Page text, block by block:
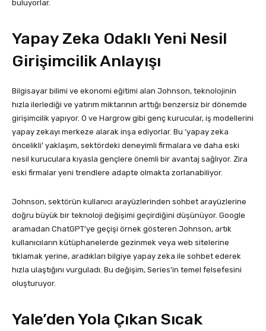
buluyorlar.
Yapay Zeka Odaklı Yeni Nesil
Girişimcilik Anlayışı
Bilgisayar bilimi ve ekonomi eğitimi alan Johnson, teknolojinin
hızla ilerlediği ve yatırım miktarının arttığı benzersiz bir dönemde
girişimcilik yapıyor. O ve Hargrow gibi genç kurucular, iş modellerini
yapay zekayı merkeze alarak inşa ediyorlar. Bu ‘yapay zeka
öncelikli’ yaklaşım, sektördeki deneyimli firmalara ve daha eski
nesil kuruculara kıyasla gençlere önemli bir avantaj sağlıyor. Zira
eski firmalar yeni trendlere adapte olmakta zorlanabiliyor.
Johnson, sektörün kullanıcı arayüzlerinden sohbet arayüzlerine
doğru büyük bir teknoloji değişimi geçirdiğini düşünüyor. Google
aramadan ChatGPT’ye geçişi örnek gösteren Johnson, artık
kullanıcıların kütüphanelerde gezinmek veya web sitelerine
tıklamak yerine, aradıkları bilgiye yapay zeka ile sohbet ederek
hızla ulaştığını vurguladı. Bu değişim, Series’in temel felsefesini
oluşturuyor.
Yale’den Yola Çıkan Sıcak